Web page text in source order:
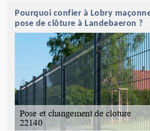
Pourquoi confier à Lobry
pose de clôture à Landebaeron ?